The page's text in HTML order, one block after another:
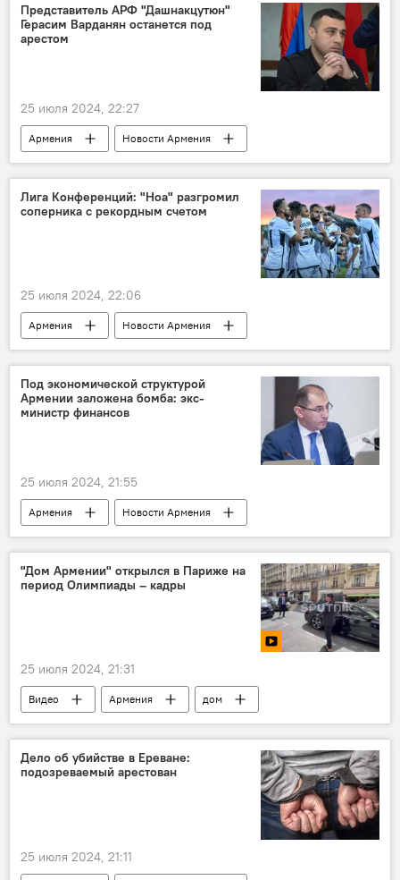
Представитель АРФ "Дашнакцутюн"
Герасим Варданян останется под
арестом
25 июля 2024, 22:27
Армения
Новости Армения
Политика
Общество
АРФ Дашнакцутюн
арест
Герасим Варданян
Лига Конференций: "Ноа" разгромил
соперника с рекордным счетом
25 июля 2024, 22:06
Армения
Новости Армения
Общество
Спорт
Лига конференций
соперник
Под экономической структурой
Армении заложена бомба: экс-
министр финансов
25 июля 2024, 21:55
Армения
Новости Армения
Госдолг
финансы Экономика
"Дом Армении" открылся в Париже на
период Олимпиады – кадры
25 июля 2024, 21:31
Видео Армения
дом
Олимпиада
Париж
Дело об убийстве в Ереване:
подозреваемый арестован
25 июля 2024, 21:11